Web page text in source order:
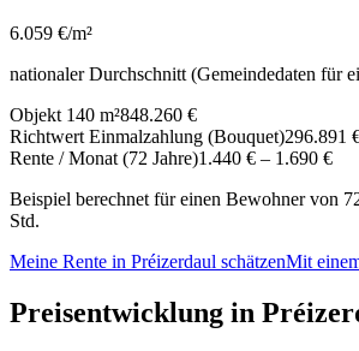
6.059 €/m²
nationaler Durchschnitt (Gemeindedaten für
Objekt 140 m²848.260 €
Richtwert Einmalzahlung (Bouquet)296.891
Rente / Monat (72 Jahre)1.440 € – 1.690 €
Beispiel berechnet für einen Bewohner von
Std.
Meine Rente in Préizerdaul schätzenMit
Preisentwicklung in